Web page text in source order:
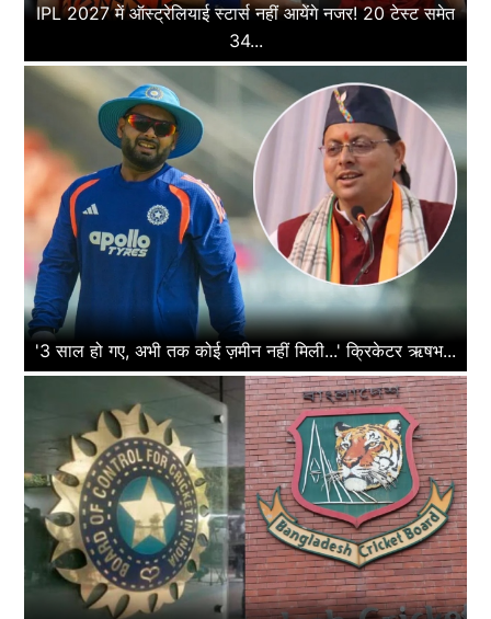
IPL 2027 में ऑस्ट्रेलियाई स्टार्स नहीं आयेंगे नजर! 20 टेस्ट समेत
34...
'3 साल हो गए, अभी तक कोई ज़मीन नहीं मिली...' क्रिकेटर ऋषभ...